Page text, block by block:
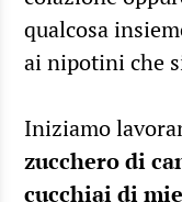
qualcosa
ai nipotini che
Iniziamo
zucchero di
cucchiai di